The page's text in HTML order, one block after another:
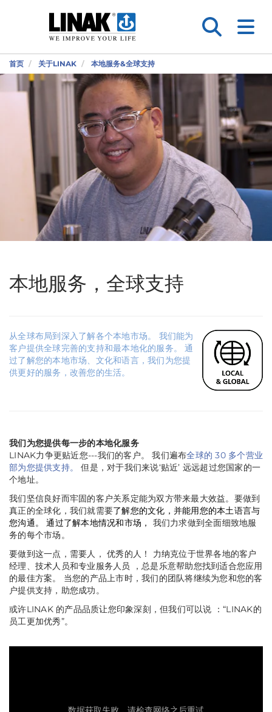
首页 关于LINAK 本地服务&全球支持
本地服务，全球支持
从全球布局到深入了解各个本地市场。 我们能为
客户提供全球完善的支持和最本地化的服务。 通
过了解您的本地市场、文化和语言，我们为您提
供更好的服务，改善您的生活。
我们为您提供每一步的本地化服务
LINAK力争更贴近您---我们的客户。 我们遍布全球的 30 多个营业
部为您提供支持。
但是，对于我们来说‘贴近’ 远远超过您国家的一
个地址。
我们坚信良好而牢固的客户关系定能为双方带来最大效益。要做到
真正的全球化，我们就需要了解您的文化，并能用您的本土语言与
您沟通。 通过了解本地情况和市场， 我们力求做到全面细致地服
务的每个市场。
要做到这一点，需要人， 优秀的人！ 力纳克位于世界各地的客户
经理、技术人员和专业服务人员 ，总是乐意帮助您找到适合您应用
的最佳方案。 当您的产品上市时，我们的团队将继续为您和您的客
户提供支持，助您成功。
或许LINAK 的产品品质让您印象深刻，但我们可以说 ：“LINAK的
员工更加优秀”。